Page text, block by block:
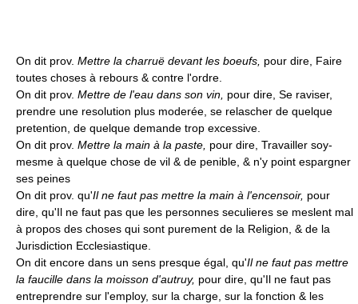
On dit prov. Mettre la charruë devant les boeufs, pour dire, Faire
toutes choses à rebours & contre l'ordre.
On dit prov. Mettre de l'eau dans son vin, pour dire, Se raviser,
prendre une resolution plus moderée, se relascher de quelque
pretention, de quelque demande trop excessive.
On dit prov. Mettre la main à la paste, pour dire, Travailler soy-
mesme à quelque chose de vil & de penible, & n'y point espargner
ses peines
On dit prov. qu'Il ne faut pas mettre la main à l'encensoir, pour
dire, qu'Il ne faut pas que les personnes seculieres se meslent mal
à propos des choses qui sont purement de la Religion, & de la
Jurisdiction Ecclesiastique.
On dit encore dans un sens presque égal, qu'Il ne faut pas mettre
la faucille dans la moisson d'autruy, pour dire, qu'Il ne faut pas
entreprendre sur l'employ, sur la charge, sur la fonction & les